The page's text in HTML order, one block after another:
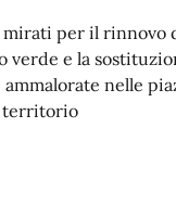
per il rinnovo
verde e la
nelle
territorio